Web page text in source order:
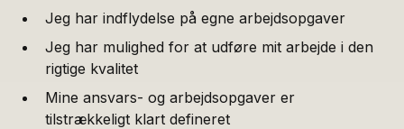
Jeg har indflydelse på egne arbejdsopgaver
Jeg har mulighed for at udføre mit arbejde i den
rigtige kvalitet
Mine ansvars- og arbejdsopgaver er
tilstrækkeligt klart defineret